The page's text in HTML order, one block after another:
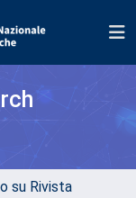
su Rivista